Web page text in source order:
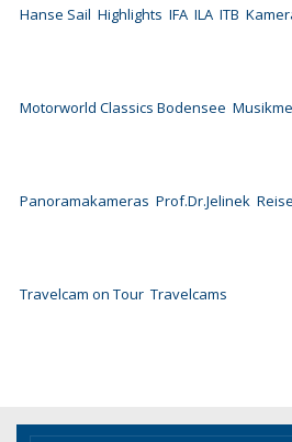
Hanse Sail Highlights IFA ILA ITB
Motorworld Classics Bodensee
Panoramakameras Prof.Dr.Jelinek
Travelcam on Tour Travelcams